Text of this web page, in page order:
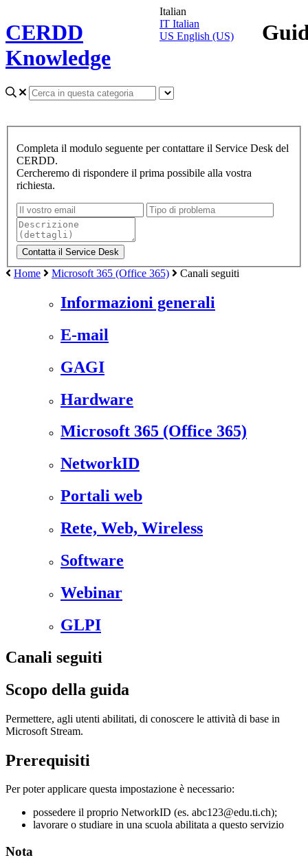
CERDD
Knowledge
Italian
IT Italian
US English (US)
Completa il modulo seguente per contattare il Service Desk del
CERDD.
Cercheremo di rispondere il prima possibile alla vostra
richiesta.
Home Microsoft 365 (Office 365) Canali seguiti
Informazioni generali
E-mail
GAGI
Hardware
Microsoft 365 (Office 365)
NetworkID
Portali web
Rete, Web, Wireless
Software
Webinar
GLPI
Canali seguiti
Scopo della guida
Permettere, agli utenti abilitati, di conoscere le attività di base in
Microsoft Stream.
Prerequisiti
Per poter applicare questa impostazione è necessario:
possedere il proprio NetworkID (es. abc123@edu.ti.ch);
lavorare o studiare in una scuola abilitata a questo servizio
Nota